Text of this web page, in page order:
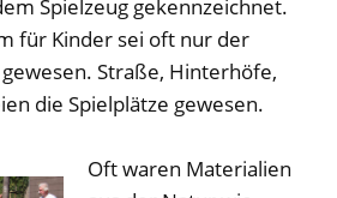
Spielzeug gekennzeichnet.
für Kinder sei oft nur der
Straße, Hinterhöfe,
die Spielplätze gewesen.
Oft waren Materialien